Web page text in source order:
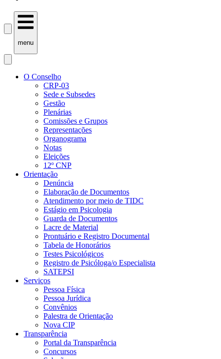
menu
O Conselho
CRP-03
Sede e Subsedes
Gestão
Plenárias
Comissões e Grupos
Representações
Organograma
Notas
Eleições
12º CNP
Orientação
Denúncia
Elaboração de Documentos
Atendimento por meio de TIDC
Estágio em Psicologia
Guarda de Documentos
Lacre de Material
Prontuário e Registro Documental
Tabela de Honorários
Testes Psicológicos
Registro de Psicóloga/o Especialista
SATEPSI
Serviços
Pessoa Física
Pessoa Jurídica
Convênios
Palestra de Orientação
Nova CIP
Transparência
Portal da Transparência
Concursos